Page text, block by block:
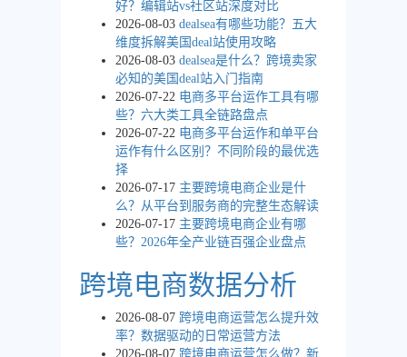
好？编辑站vs社区站深度对比
2026-08-03 dealsea有哪些功能？五大
维度拆解美国deal站使用攻略
2026-08-03 dealsea是什么？跨境卖家
必知的美国deal站入门指南
2026-07-22 电商多平台运作工具有哪
些？六大类工具全链路盘点
2026-07-22 电商多平台运作和单平台
运作有什么区别？不同阶段的最优选
择
2026-07-17 主要跨境电商企业是什
么？从平台到服务商的完整生态解读
2026-07-17 主要跨境电商企业有哪
些？2026年全产业链百强企业盘点
跨境电商数据分析
2026-08-07 跨境电商运营怎么提升效
率？数据驱动的日常运营方法
2026-08-07 跨境电商运营怎么做？新